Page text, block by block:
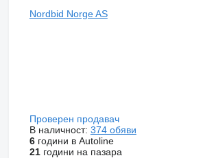
Nordbid Norge AS
Проверен продавач
В наличност: 374 обяви
6години в Autoline
21години на пазара